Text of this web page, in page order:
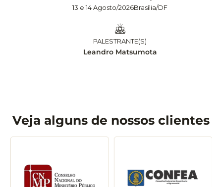
13 e 14 Agosto/2026Brasília/DF
PALESTRANTE(S)
Leandro Matsumota
Veja alguns de nossos clientes